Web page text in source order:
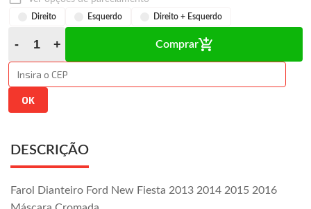
Direito Esquerdo Direito + Esquerdo
Comprar
DESCRIÇÃO
Farol Dianteiro Ford New Fiesta 2013 2014 2015 2016